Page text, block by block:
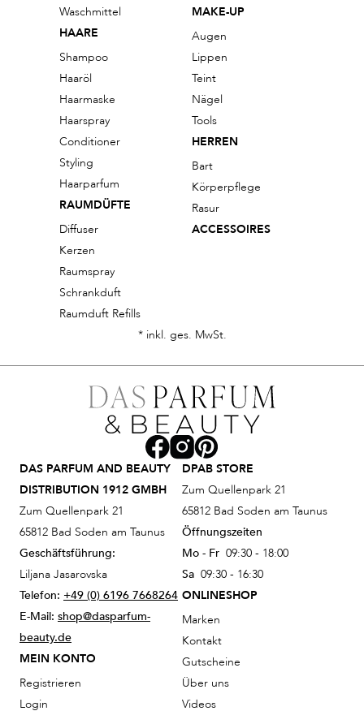
Waschmittel
HAARE
Shampoo
Haaröl
Haarmaske
Haarspray
Conditioner
Styling
Haarparfum
RAUMDÜFTE
Diffuser
Kerzen
Raumspray
Schrankduft
Raumduft Refills
MAKE-UP
Augen
Lippen
Teint
Nägel
Tools
HERREN
Bart
Körperpflege
Rasur
ACCESSOIRES
* inkl. ges. MwSt.
DAS PARFUM AND BEAUTY
DISTRIBUTION 1912 GMBH
Zum Quellenpark 21
65812 Bad Soden am Taunus
Geschäftsführung:
Liljana Jasarovska
Telefon: +49 (0) 6196 7668264
E-Mail: shop@dasparfum-
beauty.de
MEIN KONTO
Registrieren
Login
DPAB STORE
Zum Quellenpark 21
65812 Bad Soden am Taunus
Öffnungszeiten
Mo - Fr 09:30 - 18:00
Sa 09:30 - 16:30
ONLINESHOP
Marken
Kontakt
Gutscheine
Über uns
Videos